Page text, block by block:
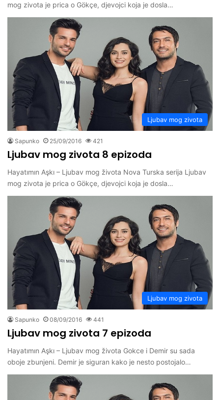
mog zivota je prica o Gökçe, djevojci koja je dosla…
Ljubav mog zivota
Sapunko 25/09/2016 421
Ljubav mog zivota 8 epizoda
Hayatımın Aşkı – Ljubav mog života Nova Turska serija Ljubav
mog zivota je prica o Gökçe, djevojci koja je dosla…
Ljubav mog zivota
Sapunko 08/09/2016 441
Ljubav mog zivota 7 epizoda
Hayatımın Aşkı – Ljubav mog života Gokce i Demir su sada
oboje zbunjeni. Demir je siguran kako je nesto postojalo…